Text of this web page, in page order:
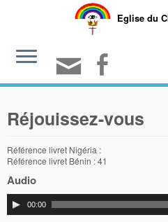
Eglise du
Réjouissez-vous
Référence livret Nigéria :
Référence livret Bénin : 41
Audio
00:00